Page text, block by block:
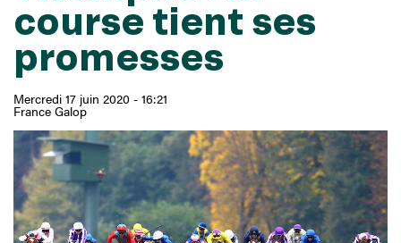
course tient ses
promesses
Mercredi 17 juin 2020 - 16:21
France Galop